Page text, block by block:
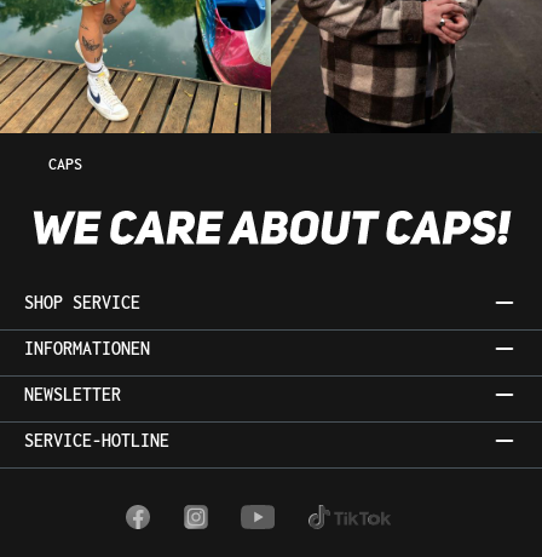
CAPS
SHOP SERVICE
INFORMATIONEN
NEWSLETTER
SERVICE-HOTLINE